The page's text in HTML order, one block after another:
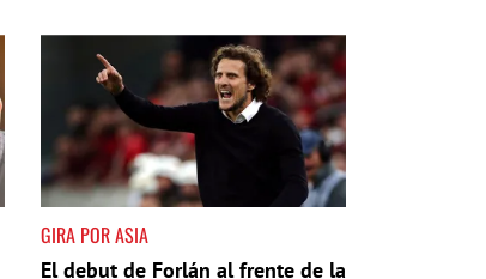
GIRA POR ASIA
El debut de Forlán al frente de la